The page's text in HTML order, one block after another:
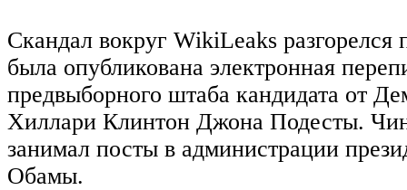
Скандал вокруг WikiLeaks разгорелся
была опубликована электронная
предвыборного штаба кандидата от
Хиллари Клинтон Джона Подесты.
занимал посты в администрации
Обамы.